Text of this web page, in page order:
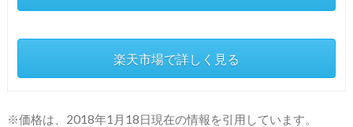
楽天市場で詳しく見る
※価格は、2018年1月18日現在の情報を引用しています。